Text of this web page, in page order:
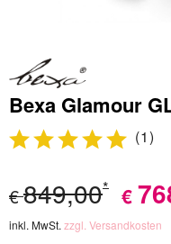
Bexa Glamour
(1)
€849,00* €
inkl. MwSt. zzgl. Versandkosten